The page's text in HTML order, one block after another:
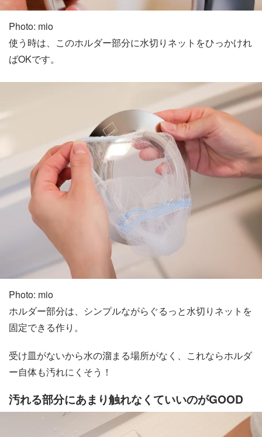
Photo: mio
使う時は、このホルダー部分に水切りネットをひっかけれ
ばOKです。
Photo: mio
ホルダー部分は、シンプルながらぐるっと水切りネットを
固定できる作り。
受け皿がないから水の溜まる場所がなく、これならホルダ
ー自体も汚れにくそう！
汚れる部分にあまり触れなくていいのがGOOD